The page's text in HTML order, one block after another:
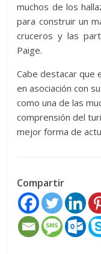
muchos de los
para construir un
cruceros y las
Paige.
Cabe destacar que
en asociación con
como una de las
comprensión del
mejor forma de
Compartir